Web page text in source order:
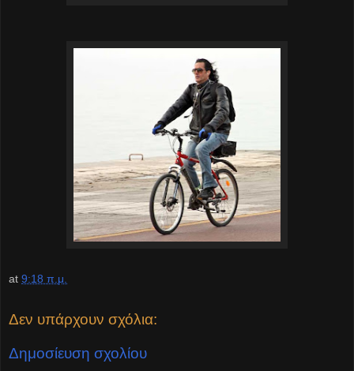
at 9:18 π.μ.
Δεν υπάρχουν σχόλια:
Δημοσίευση σχολίου